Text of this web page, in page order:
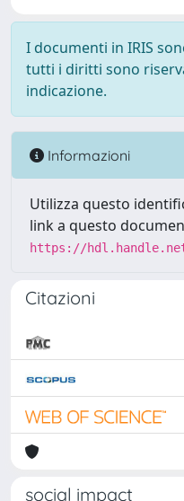
I documenti in IRIS
tutti i diritti sono
indicazione.
Informazioni
Utilizza questo
link a questo
https://
Citazioni
social impact